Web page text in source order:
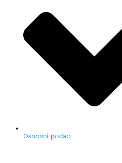
Osnovni podaci